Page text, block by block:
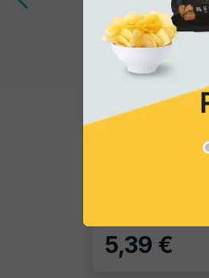
Gourmet Snack
Follie
5,39 €